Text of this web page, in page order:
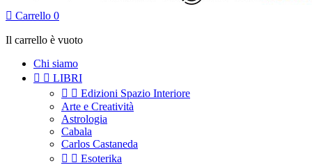
 Carrello 0
Il carrello è vuoto
Chi siamo
  LIBRI
  Edizioni Spazio Interiore
Arte e Creatività
Astrologia
Cabala
Carlos Castaneda
  Esoterika